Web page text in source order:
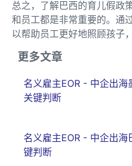
总之，了解巴西的育儿假政
和员工都是非常重要的。通
以帮助员工更好地照顾孩子
更多文章
名义雇主EOR - 中企出
关键判断
名义雇主EOR - 中企出
键判断